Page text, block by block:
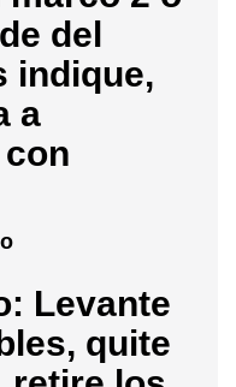
del
indique,
a
Levante
quite